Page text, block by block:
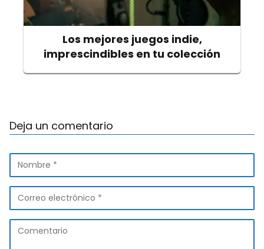
Los mejores juegos indie,
imprescindibles en tu colección
Deja un comentario